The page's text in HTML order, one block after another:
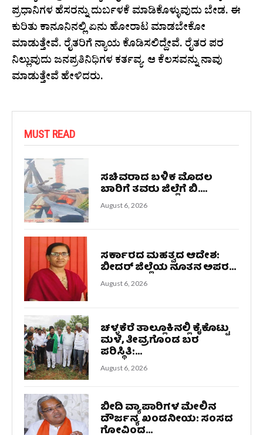
ಪ್ರಧಾನಿಗಳ ಹೆಸರನ್ನು ದುರ್ಬಳಕೆ ಮಾಡಿಕೊಳ್ಳುವುದು ಬೇಡ. ಈ
ಕುರಿತು ಕಾನೂನಿನಲ್ಲಿ ಏನು ಹೋರಾಟ ಮಾಡಬೇಕೋ
ಮಾಡುತ್ತೇವೆ. ರೈತರಿಗೆ ನ್ಯಾಯ ಕೊಡಿಸಲಿದ್ದೇವೆ. ರೈತರ ಪರ
ನಿಲ್ಲುವುದು ಜನಪ್ರತಿನಿಧಿಗಳ ಕರ್ತವ್ಯ. ಆ ಕೆಲಸವನ್ನು ನಾವು
ಮಾಡುತ್ತೇವೆ ಹೇಳಿದರು.
MUST READ
ಸಚಿವರಾದ ಬಳಿಕ ಮೊದಲ
ಬಾರಿಗೆ ತವರು ಜಿಲ್ಲೆಗೆ ಬಿ....
August 6, 2026
ಸರ್ಕಾರದ ಮಹತ್ವದ ಆದೇಶ:
ಬೀದರ್ ಜಿಲ್ಲೆಯ ನೂತನ ಅಪರ...
August 6, 2026
ಚಳ್ಳಕೆರೆ ತಾಲ್ಲೂಕಿನಲ್ಲಿ ಕೈಕೊಟ್ಟು
ಮಳೆ, ತೀವ್ರಗೊಂಡ ಬರ
ಪರಿಸ್ಥಿತಿ:...
August 6, 2026
ಬೀದಿ ವ್ಯಾಪಾರಿಗಳ ಮೇಲಿನ
ದೌರ್ಜನ್ಯ ಖಂಡನೀಯ: ಸಂಸದ
ಗೋವಿಂದ...